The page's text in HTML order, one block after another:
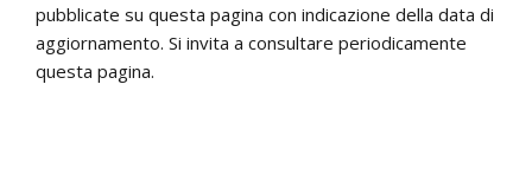
pubblicate su questa pagina con indicazione della data di
aggiornamento. Si invita a consultare periodicamente
questa pagina.